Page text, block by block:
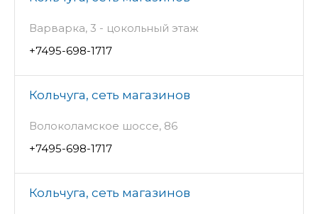
Варварка, 3 - цокольный этаж
+7495-698-1717
Кольчуга, сеть магазинов
Волоколамское шоссе, 86
+7495-698-1717
Кольчуга, сеть магазинов